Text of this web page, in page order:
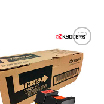
Añadir
a la
deseos